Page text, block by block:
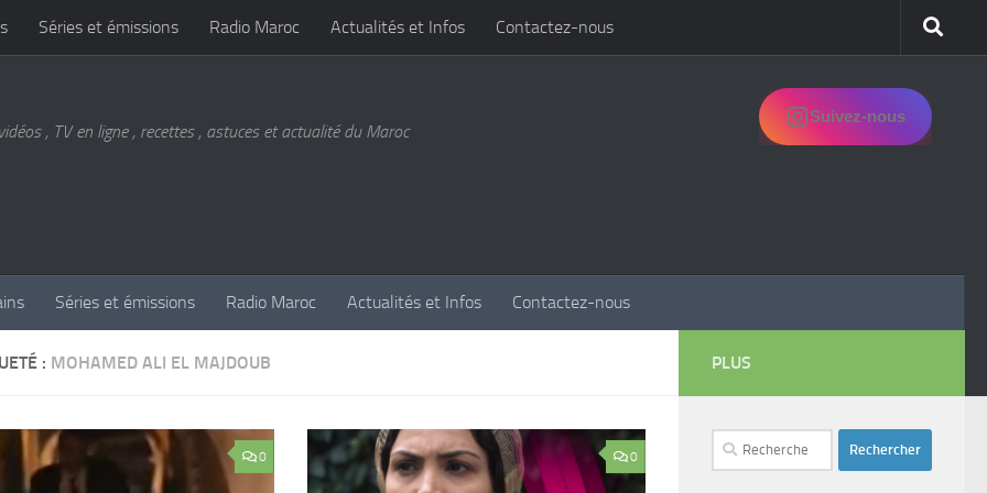
Séries et émissions Radio Maroc Actualités et Infos Contactez-nous
, TV en ligne , recettes , astuces et actualité du Maroc
Suivez-nous
Séries et émissions Radio Maroc Actualités et Infos Contactez-nous
: MOHAMED ALI EL MAJDOUB
0 0
PLUS
Rechercher :